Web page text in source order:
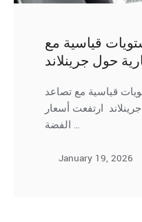
قياسية مع
حول جرينلاند
قياسية مع تصاعد
ارتفعت أسعار
الفضة …
January 19, 2026